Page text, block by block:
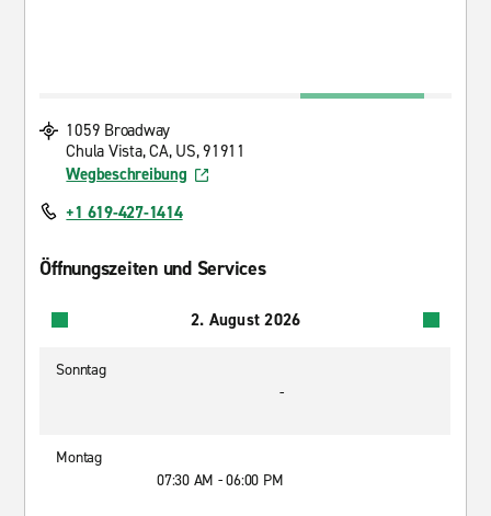
1059 Broadway
Chula Vista, CA, US, 91911
Wegbeschreibung
+1 619-427-1414
Öffnungszeiten und Services
2. August 2026
Sonntag
-
Montag
07:30 AM - 06:00 PM